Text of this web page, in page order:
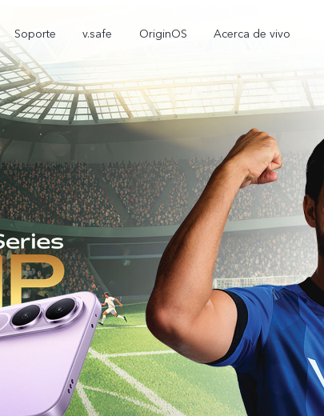
Soporte v.safe OriginOS Acerca de vivo
Y05 T5 Pro nuevo